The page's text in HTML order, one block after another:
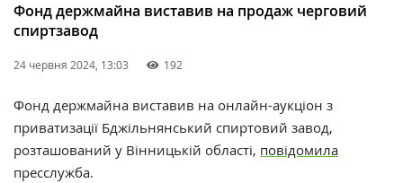
Фонд держмайна виставив на продаж черговий
спиртзавод
24 червня 2024, 13:03 192
Фонд держмайна виставив на онлайн-аукціон з
приватизації Бджільнянський спиртовий завод,
розташований у Вінницькій області, повідомила
пресслужба.